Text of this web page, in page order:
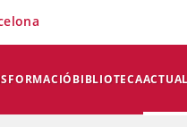
FORMACIÓBIBLIOTECA